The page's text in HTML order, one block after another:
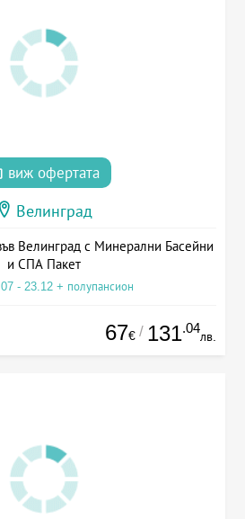
виж офертата
Велинград
Велинград с Минерални Басейни
и СПА Пакет
- 23.12 + полупансион
67€ / 131.04
лв.